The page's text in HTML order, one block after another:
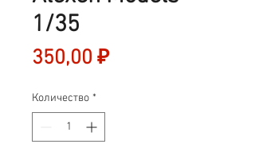
1/35
350,00 ₽Цена
Количество *